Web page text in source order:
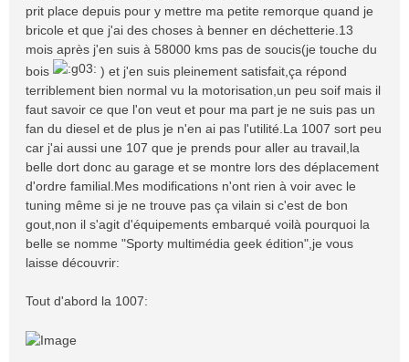
prit place depuis pour y mettre ma petite remorque quand je
bricole et que j'ai des choses à benner en déchetterie.13
mois après j'en suis à 58000 kms pas de soucis(je touche du
bois
) et j'en suis pleinement satisfait,ça répond
terriblement bien normal vu la motorisation,un peu soif mais il
faut savoir ce que l'on veut et pour ma part je ne suis pas un
fan du diesel et de plus je n'en ai pas l'utilité.La 1007 sort peu
car j'ai aussi une 107 que je prends pour aller au travail,la
belle dort donc au garage et se montre lors des déplacement
d'ordre familial.Mes modifications n'ont rien à voir avec le
tuning même si je ne trouve pas ça vilain si c'est de bon
gout,non il s'agit d'équipements embarqué voilà pourquoi la
belle se nomme "Sporty multimédia geek édition",je vous
laisse découvrir:
Tout d'abord la 1007: